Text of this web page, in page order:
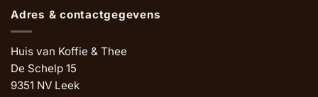
Adres & contactgegevens
Huis van Koffie & Thee
De Schelp 15
9351 NV Leek